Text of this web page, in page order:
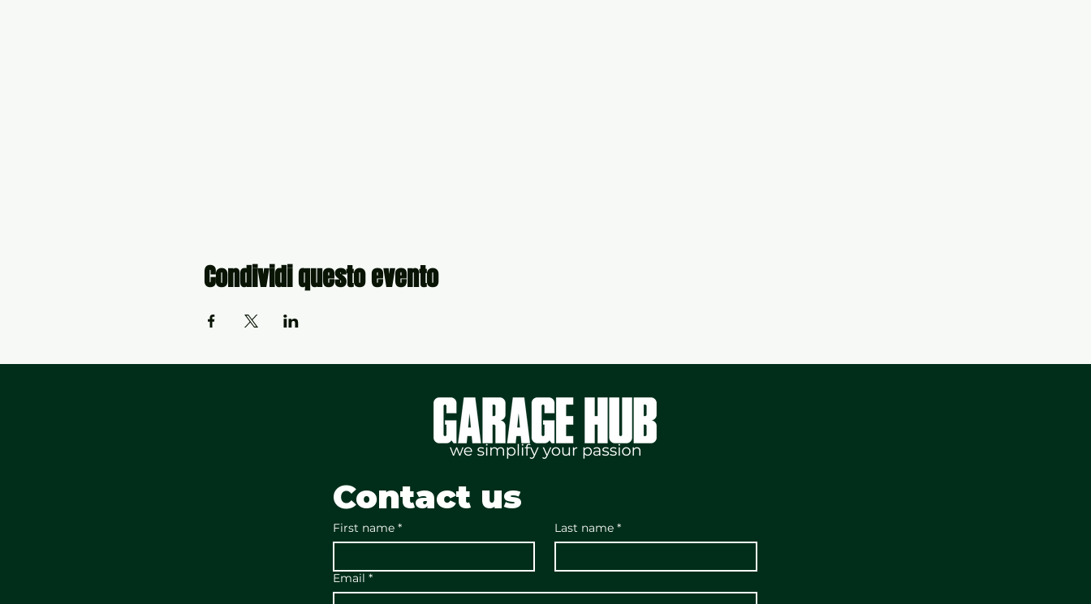
Condividi questo evento
Contact us
First name * Last name *
Email *